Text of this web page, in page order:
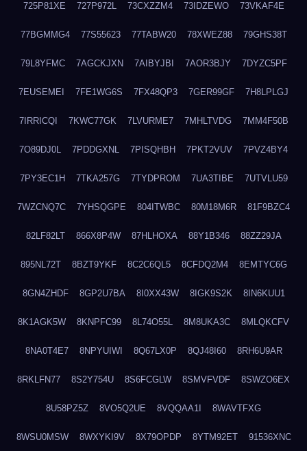
725P81XE 727P972L 73CXZZM4 73IDZEWO 73VKAF4E
77BGMMG4 77S55623 77TABW20 78XWEZ88 79GHS38T
79L8YFMC 7AGCKJXN 7AIBYJBI 7AOR3BJY 7DYZC5PF
7EUSEMEI 7FE1WG6S 7FX48QP3 7GER99GF 7H8LPLGJ
7IRRICQI 7KWC77GK 7LVURME7 7MHLTVDG 7MM4F50B
7O89DJ0L 7PDDGXNL 7PISQHBH 7PKT2VUV 7PVZ4BY4
7PY3EC1H 7TKA257G 7TYDPROM 7UA3TIBE 7UTVLU59
7WZCNQ7C 7YHSQGPE 804ITWBC 80M18M6R 81F9BZC4
82LF82LT 866X8P4W 87HLHOXA 88Y1B346 88ZZ29JA
895NL72T 8BZT9YKF 8C2C6QL5 8CFDQ2M4 8EMTYC6G
8GN4ZHDF 8GP2U7BA 8I0XX43W 8IGK9S2K 8IN6KUU1
8K1AGK5W 8KNPFC99 8L74O55L 8M8UKA3C 8MLQKCFV
8NA0T4E7 8NPYUIWI 8Q67LX0P 8QJ48I60 8RH6U9AR
8RKLFN77 8S2Y754U 8S6FCGLW 8SMVFVDF 8SWZO6EX
8U58PZ5Z 8VO5Q2UE 8VQQAA1I 8WAVTFXG
8WSU0MSW 8WXYKI9V 8X79OPDP 8YTM92ET 91536XNC